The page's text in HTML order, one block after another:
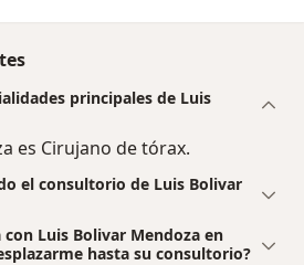
principales de Luis
es Cirujano de tórax.
el consultorio de Luis Bolivar
Luis Bolivar Mendoza en
hasta su consultorio?